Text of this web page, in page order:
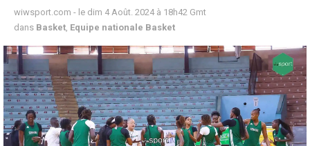
wiwsport.com - le dim 4 Août. 2024 à 18h42 Gmt
dans Basket Equipe nationale Basket